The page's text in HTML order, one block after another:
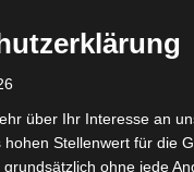
Deutschland,
acht Länder
eine Stute
bin Rashid Al
Stern am
Rose Fragrance reist
über Ihr Interesse an
Stellenwert für die
ohne jede